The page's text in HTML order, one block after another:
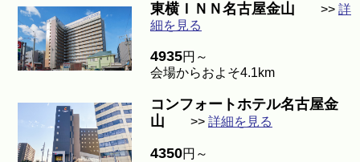
東横ＩＮＮ名古屋金山 >> 詳
細を見る
4935円～
会場からおよそ4.1km
コンフォートホテル名古屋金
山 >> 詳細を見る
4350円～